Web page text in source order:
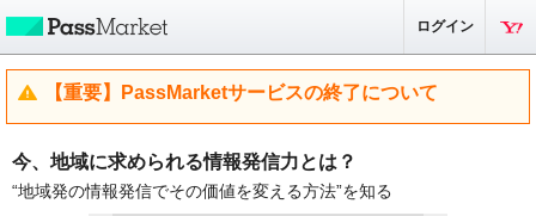
ログイン
【重要】PassMarketサービスの終了について
今、地域に求められる情報発信力とは？
“地域発の情報発信でその価値を変える方法”を知る